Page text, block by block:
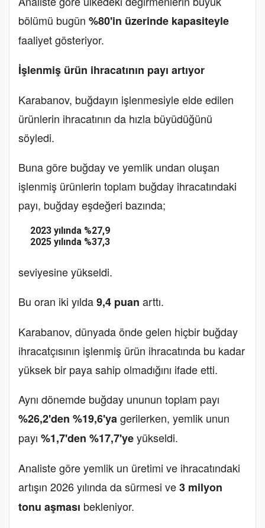
bölümü bugün %80'in üzerinde kapasiteyle
faaliyet gösteriyor.
İşlenmiş ürün ihracatının payı artıyor
Karabanov, buğdayın işlenmesiyle elde edilen
ürünlerin ihracatının da hızla büyüdüğünü
söyledi.
Buna göre buğday ve yemlik undan oluşan
işlenmiş ürünlerin toplam buğday ihracatındaki
payı, buğday eşdeğeri bazında;
2023 yılında %27,9
2025 yılında %37,3
seviyesine yükseldi.
Bu oran iki yılda9,4 puan arttı.
Karabanov, dünyada önde gelen hiçbir buğday
ihracatçısının işlenmiş ürün ihracatında bu kadar
yüksek bir paya sahip olmadığını ifade etti.
Aynı dönemde buğday ununun toplam payı
%26,2'den %19,6'yagerilerken, yemlik unun
payı %1,7'den %17,7'yeyükseldi.
Analiste göre yemlik un üretimi ve ihracatındaki
artışın 2026 yılında da sürmesi ve3 milyon
tonu aşması bekleniyor.